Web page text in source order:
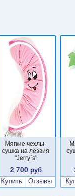
Мягкие чехлы-
сушка на лезвия
"Jerry`s"
2 700руб
Купить
Отзывы